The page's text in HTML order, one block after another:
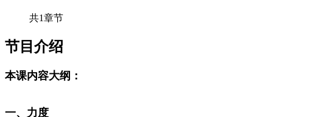
共1章节
节目介绍
本课内容大纲：
一、力度